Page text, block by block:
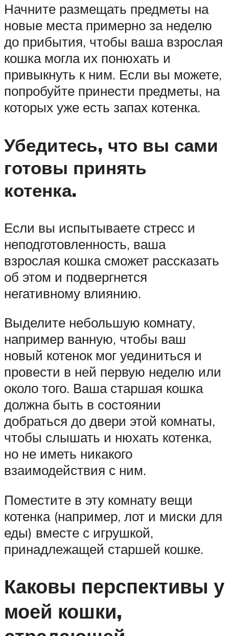
Начните размещать предметы на
новые места примерно за неделю
до прибытия, чтобы ваша взрослая
кошка могла их понюхать и
привыкнуть к ним. Если вы можете,
попробуйте принести предметы, на
которых уже есть запах котенка.
Убедитесь, что вы сами
готовы принять
котенка.
Если вы испытываете стресс и
неподготовленность, ваша
взрослая кошка сможет рассказать
об этом и подвергнется
негативному влиянию.
Выделите небольшую комнату,
например ванную, чтобы ваш
новый котенок мог уединиться и
провести в ней первую неделю или
около того. Ваша старшая кошка
должна быть в состоянии
добраться до двери этой комнаты,
чтобы слышать и нюхать котенка,
но не иметь никакого
взаимодействия с ним.
Поместите в эту комнату вещи
котенка (например, лот и миски для
еды) вместе с игрушкой,
принадлежащей старшей кошке.
Каковы перспективы у
моей кошки,